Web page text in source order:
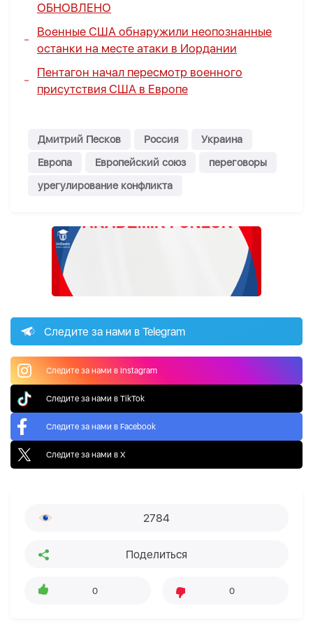
ОБНОВЛЕНО
Военные США обнаружили неопознанные
останки на месте атаки в Иордании
Пентагон начал пересмотр военного
присутствия США в Европе
Дмитрий Песков Россия
Украина
Европа
Европейский союз
переговоры
урегулирование конфликта
Следите за нами в Telegram
Следите за нами в Instagram
Следите за нами в TikTok
Следите за нами в Facebook
Следите за нами в X
2784
Поделиться
0 0